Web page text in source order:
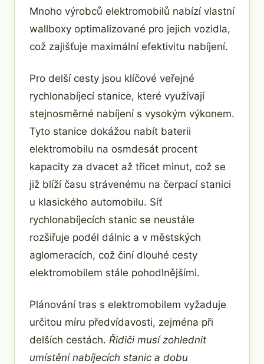
Mnoho výrobců elektromobilů nabízí vlastní
wallboxy optimalizované pro jejich vozidla,
což zajišťuje maximální efektivitu nabíjení.
Pro delší cesty jsou klíčové veřejné
rychlonabíjecí stanice, které využívají
stejnosměrné nabíjení s vysokým výkonem.
Tyto stanice dokážou nabít baterii
elektromobilu na osmdesát procent
kapacity za dvacet až třicet minut, což se
již blíží času strávenému na čerpací stanici
u klasického automobilu. Síť
rychlonabíjecích stanic se neustále
rozšiřuje podél dálnic a v městských
aglomeracích, což činí dlouhé cesty
elektromobilem stále pohodlnějšími.
Plánování tras s elektromobilem vyžaduje
určitou míru předvídavosti, zejména při
delších cestách. Řidiči musí zohlednit
umístění nabíjecích stanic a dobu